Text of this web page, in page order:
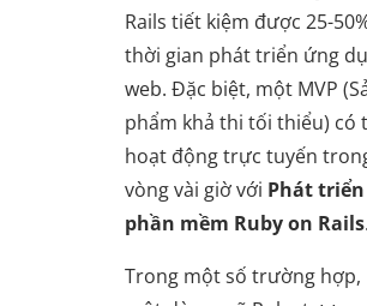
Rails tiết kiệm được 25-
thời gian phát triển ứng
web. Đặc biệt, một MVP
phẩm khả thi tối thiểu) có
hoạt động trực tuyến
vòng vài giờ với Phát triển
phần mềm Ruby on Rails.
Trong một số trường hợp,